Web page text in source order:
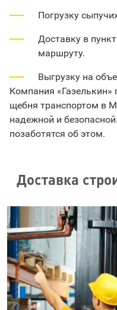
Погрузку
Доставку в
маршруту.
Выгрузку на
Компания «Газелькин»
щебня транспортом в
надежной и
позаботятся об этом.
Доставка